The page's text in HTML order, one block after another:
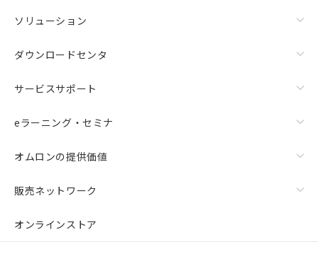
ソリューション
ダウンロードセンタ
サービスサポート
eラーニング・セミナ
オムロンの提供価値
販売ネットワーク
オンラインストア
登録された部品リストについて、当社
品・サービスに関するお客様との取
をご了承ください。
用者の範囲」に記載されている法人を